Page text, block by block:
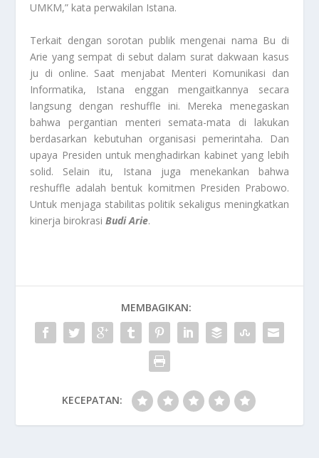
UMKM,” kata perwakilan Istana.
Terkait dengan sorotan publik mengenai nama Bu di
Arie yang sempat di sebut dalam surat dakwaan kasus
ju di online. Saat menjabat Menteri Komunikasi dan
Informatika, Istana enggan mengaitkannya secara
langsung dengan reshuffle ini. Mereka menegaskan
bahwa pergantian menteri semata-mata di lakukan
berdasarkan kebutuhan organisasi pemerintaha. Dan
upaya Presiden untuk menghadirkan kabinet yang lebih
solid. Selain itu, Istana juga menekankan bahwa
reshuffle adalah bentuk komitmen Presiden Prabowo.
Untuk menjaga stabilitas politik sekaligus meningkatkan
kinerja birokrasiBudi Arie.
MEMBAGIKAN:
KECEPATAN: